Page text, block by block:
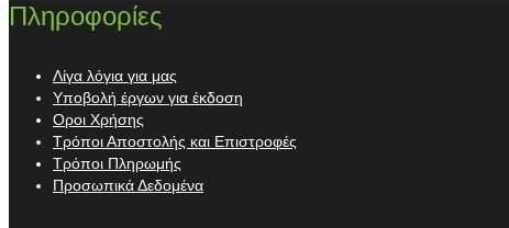
Πληροφορίες
Λίγα λόγια για μας
Υποβολή έργων για έκδοση
Οροι Χρήσης
Τρόποι Αποστολής και Επιστροφές
Τρόποι Πληρωμής
Προσωπικά Δεδομένα